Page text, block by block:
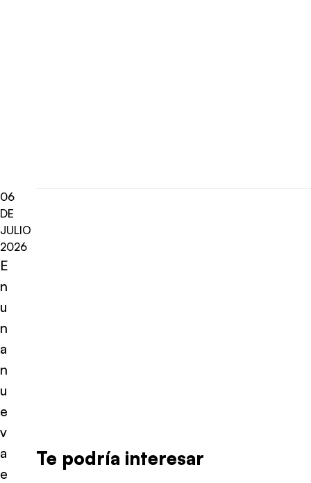
06
DE
JULIO
2026
E
n
u
n
a
n
u
e
v
a
e
Te podría interesar